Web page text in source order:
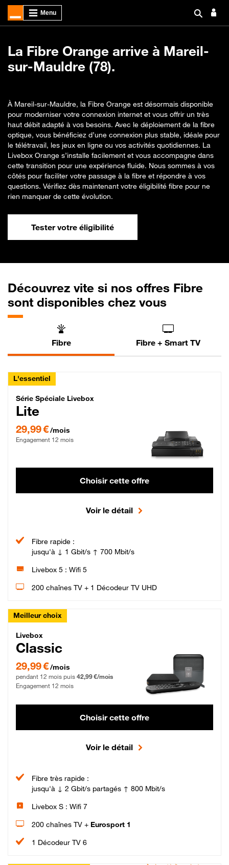
La Fibre Orange arrive à Mareil-
sur-Mauldre (78).
À Mareil-sur-Mauldre, la Fibre Orange est désormais disponible
pour moderniser votre connexion internet et vous offrir un très
haut débit adapté à vos besoins. Avec le déploiement de la fibre
optique, vous bénéficiez d’une connexion plus stable, idéale pour
le télétravail, les jeux en ligne ou vos activités quotidiennes. La
Livebox Orange s’installe facilement et vous accompagne dans
cette transition pour une expérience fluide. Nous sommes à vos
côtés pour faciliter votre passage à la fibre et répondre à vos
questions. Vérifiez dès maintenant votre éligibilité fibre pour ne
rien manquer de cette évolution.
Tester votre éligibilité
Découvrez vite si nos offres Fibre
sont disponibles chez vous
Fibre Fibre + Smart TV
L'essentiel
Série Spéciale Livebox Lite Fibre
Série Spéciale Livebox
Lite
29,99 €/mois
Engagement 12 mois
Choisir cette offre
Voir le détail
Fibre rapide :
jusqu'à ↓ 1 Gbit/s ↑ 700 Mbit/s
Livebox 5 : Wifi 5
200 chaînes TV + 1 Décodeur TV UHD
Meilleur choix
Livebox Classic Fibre
Livebox
Classic
29,99 € par mois pendant 12 mois puis 42,99 € par mois, Engagement 12 mois
29,99 €/mois
pendant 12 mois puis 42,99 €/mois
Engagement 12 mois
Choisir cette offre
Voir le détail
Fibre très rapide :
jusqu'à ↓ 2 Gbit/s partagés ↑ 800 Mbit/s
Livebox S : Wifi 7
200 chaînes TV + Eurosport 1
1 Décodeur TV 6